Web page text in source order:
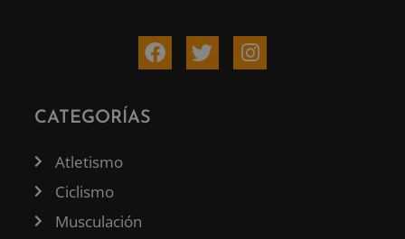
CATEGORÍAS
Atletismo
Ciclismo
Musculación